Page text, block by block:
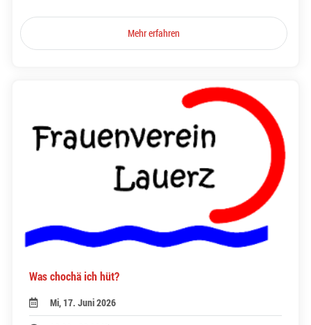
Mehr erfahren
Was chochä ich hüt?
Mi, 17. Juni 2026